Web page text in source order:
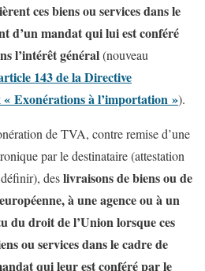
ces biens ou services dans le
d’un mandat qui lui est conféré
l’intérêt général(nouveau
143 de la Directive
Exonérations à l’importation »).
de TVA, contre remise d’une
par le destinataire (attestation
deslivraisons de biens ou de
à une agence ou à un
du droit de l’Union lorsque ces
ou services dans le cadre de
qui leur est conféré par le